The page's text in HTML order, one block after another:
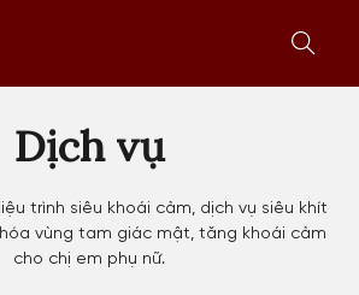
form
Dịch vụ
trình siêu khoái cảm, dịch vụ siêu khít
vùng tam giác mật, tăng khoái cảm
cho chị em phụ nữ.